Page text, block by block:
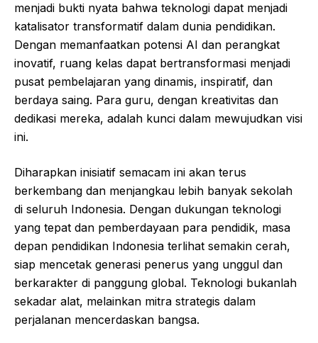
menjadi bukti nyata bahwa teknologi dapat menjadi
katalisator transformatif dalam dunia pendidikan.
Dengan memanfaatkan potensi AI dan perangkat
inovatif, ruang kelas dapat bertransformasi menjadi
pusat pembelajaran yang dinamis, inspiratif, dan
berdaya saing. Para guru, dengan kreativitas dan
dedikasi mereka, adalah kunci dalam mewujudkan visi
ini.
Diharapkan inisiatif semacam ini akan terus
berkembang dan menjangkau lebih banyak sekolah
di seluruh Indonesia. Dengan dukungan teknologi
yang tepat dan pemberdayaan para pendidik, masa
depan pendidikan Indonesia terlihat semakin cerah,
siap mencetak generasi penerus yang unggul dan
berkarakter di panggung global. Teknologi bukanlah
sekadar alat, melainkan mitra strategis dalam
perjalanan mencerdaskan bangsa.